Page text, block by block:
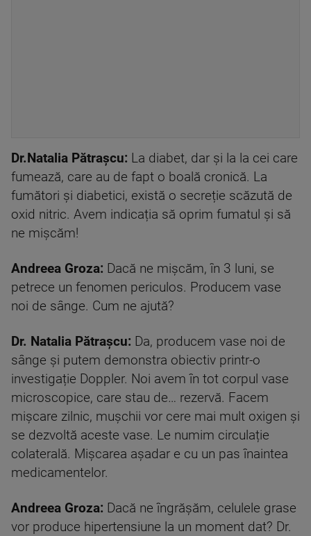
Dr.Natalia Pătrașcu: La diabet, dar și la la cei care
fumează, care au de fapt o boală cronică. La
fumători și diabetici, există o secreție scăzută de
oxid nitric. Avem indicația să oprim fumatul și să
ne mișcăm!
Andreea Groza: Dacă ne mișcăm, în 3 luni, se
petrece un fenomen periculos. Producem vase
noi de sânge. Cum ne ajută?
Dr. Natalia Pătrașcu: Da, producem vase noi de
sânge și putem demonstra obiectiv printr-o
investigație Doppler. Noi avem în tot corpul vase
microscopice, care stau de… rezervă. Facem
mișcare zilnic, mușchii vor cere mai mult oxigen și
se dezvoltă aceste vase. Le numim circulație
colaterală. Mișcarea așadar e cu un pas înaintea
medicamentelor.
Andreea Groza: Dacă ne îngrășăm, celulele grase
vor produce hipertensiune la un moment dat? Dr.